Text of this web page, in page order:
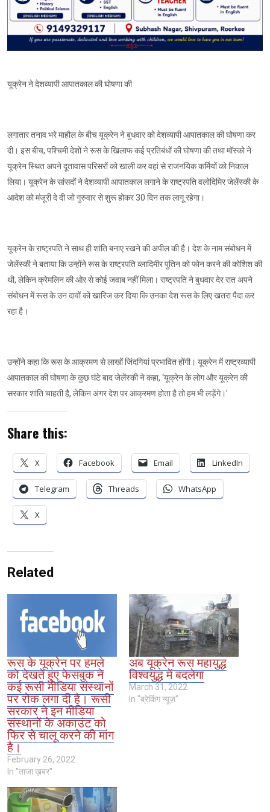
यूक्रेन ने देशव्यापी आपातकाल की घोषणा की
लगातार तनाव भरे माहौल के बीच यूक्रेन ने बुधवार को देशव्यापी आपातकाल की घोषणा कर
दी। इस बीच, पश्चिमी देशों ने रूस के खिलाफ कई प्रतिबंधों की घोषणा की तथा मॉस्को ने
यूक्रेन स्थित अपने दूतावास परिसरों को खाली कर वहां से राजनयिक कर्मियों को निकाल
लिया। यूक्रेन के सांसदों ने देशव्यापी आपातकाल लगाने के राष्ट्रपति वलोदिमिर जेलेंस्की के
आदेश को मंजूरी दे दी जो गुरुवार से शुरू होकर 30 दिन तक लागू रहेगा।
यूक्रेन के राष्ट्रपति ने साथ ही शांति बनाए रखने की अपील की है। देश के नाम संबोधन में
जेलेंस्की ने बताया कि उन्होंने रूस के राष्ट्रपति व्लादिमीर पुतिन को फोन करने की कोशिश की
थी, लेकिन क्रेमलिन की ओर से कोई जवाब नहीं मिला। राष्ट्रपति ने बुधवार देर रात अपने
संबोधन में रूस के उन दावों को खारिज कर दिया कि उनका देश रूस के लिए खतरा पैदा कर
रहा है।
उन्होंने कहा कि रूस के आक्रमण से लाखों जिंदगियां प्रभावित होंगी। यूक्रेन में राष्ट्रव्यापी
आपातकाल की घोषणा के कुछ घंटे बाद जेलेंस्की ने कहा, ‘यूक्रेन के लोग और यूक्रेन की
सरकार शांति चाहती है, लेकिन अगर देश पर आक्रमण होता है तो हम भी लड़ेंगे।’
Share this:
X Facebook Email LinkedIn
Telegram Threads WhatsApp
X
Related
रूस के यूक्रेन पर हमले
को देखते हुए फेसबुक ने
कई रूसी मीडिया संस्थानों
पर रोक लगा दी है। रूसी
सरकार ने इन मीडिया
संस्थानों के अकाउंट को
फिर से चालू करने की मांग
है।
February 26, 2022
In "ताजा ख़बर"
अब यूक्रेन रूस महायुद्ध
विश्वयुद्ध में बदलेगा
March 31, 2022
In "ब्रेकिंग न्यूज़"